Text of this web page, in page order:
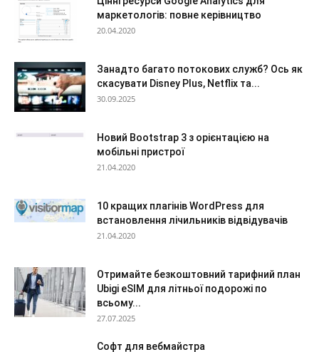
маркетологів: повне керівництво
20.04.2020
Занадто багато потокових служб? Ось як
скасувати Disney Plus, Netflix та...
30.09.2025
Новий Bootstrap 3 з орієнтацією на
мобільні пристрої
21.04.2020
10 кращих плагінів WordPress для
встановлення лічильників відвідувачів
21.04.2020
Отримайте безкоштовний тарифний план
Ubigi eSIM для літньої подорожі по
всьому...
27.07.2025
Софт для вебмайстра